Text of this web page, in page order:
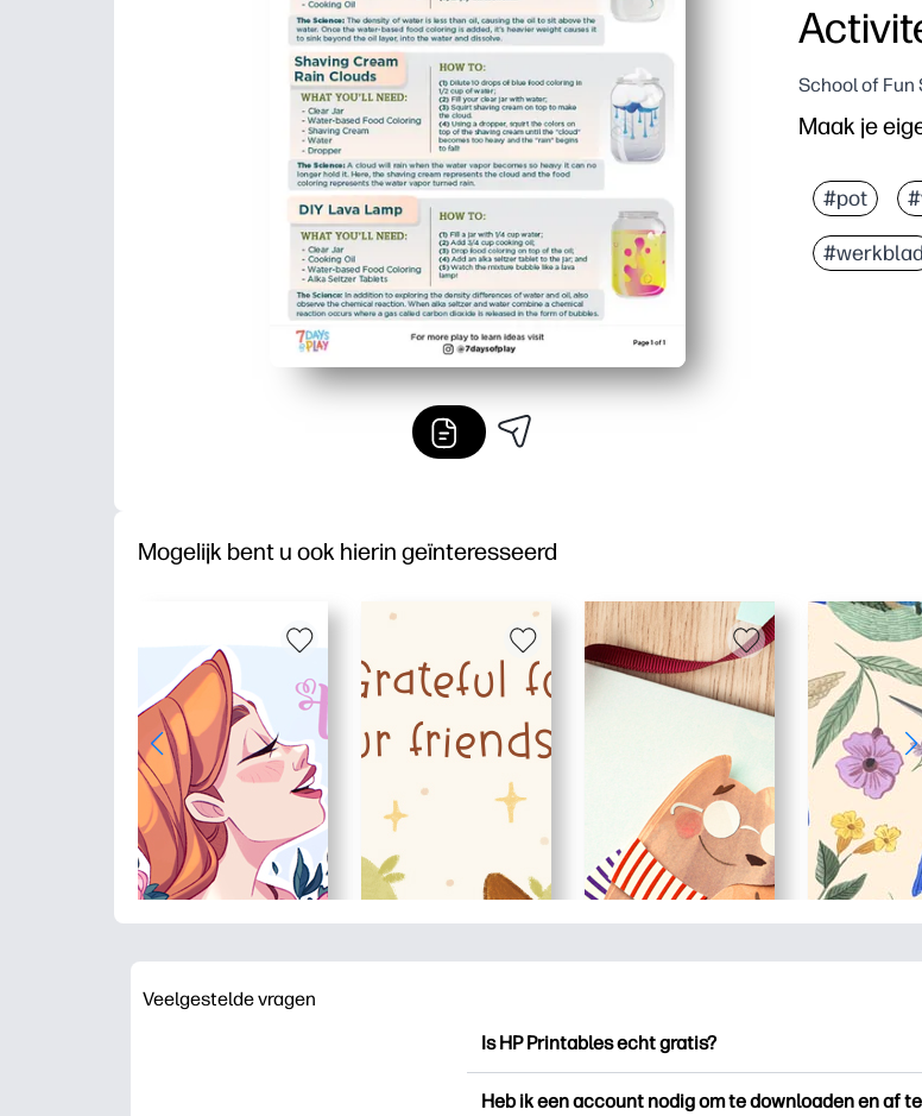
School of Fun
Maak je
#pot
#werkblad
Mogelijk bent u ook hierin geïnteresseerd
Veelgestelde vragen
Is HP Printables echt gratis?
Heb ik een account nodig om te downloaden en af